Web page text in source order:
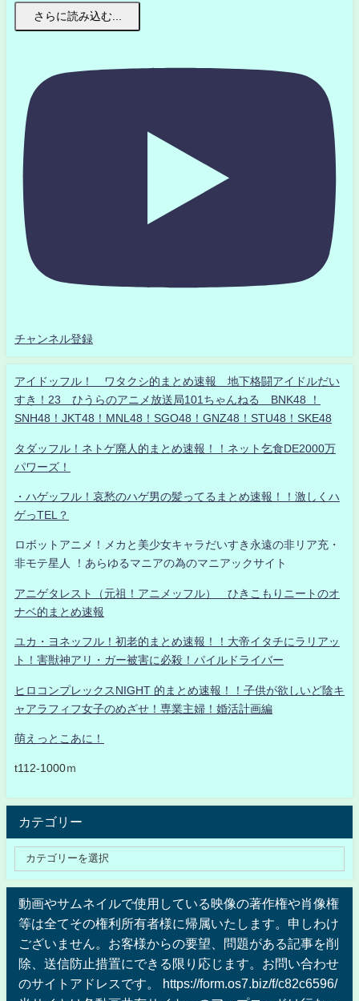
さらに読み込む...
チャンネル登録
アイドッフル！ ワタクシ的まとめ速報 地下格闘アイドルだい
すき！23 ひうらのアニメ放送局101ちゃんねる BNK48 ！
SNH48！JKT48！MNL48！SGO48！GNZ48！STU48！SKE48
タダッフル！ネトゲ廃人的まとめ速報！！ネット乞食DE2000万
パワーズ！
・ハゲッフル！哀愁のハゲ男の髪ってるまとめ速報！！激しくハ
ゲっTEL？
ロボットアニメ！メカと美少女キャラだいすき永遠の非リア充・
非モテ星人 ！あらゆるマニアの為のマニアックサイト
アニゲタレスト（元祖！アニメッフル） ひきこもりニートのオ
ナベ的まとめ速報
ユカ・ヨネッフル！初老的まとめ速報！！大帝イタチにラリアッ
ト！害獣神アリ・ガー被害に必殺！パイルドライバー
ヒロコンプレックスNIGHT 的まとめ速報！！子供が欲しいど陰キ
ャアラフィフ女子のめざせ！専業主婦！婚活計画編
萌えっとこあに！
t112-1000ｍ
カテゴリー
動画やサムネイルで使用している映像の著作権や肖像権
等は全てその権利所有者様に帰属いたします。申しわけ
ございません。お客様からの要望、問題がある記事を削
除、送信防止措置にできる限り応じます。お問い合わせ
のサイトアドレスです。 https://form.os7.biz/f/c82c6596/